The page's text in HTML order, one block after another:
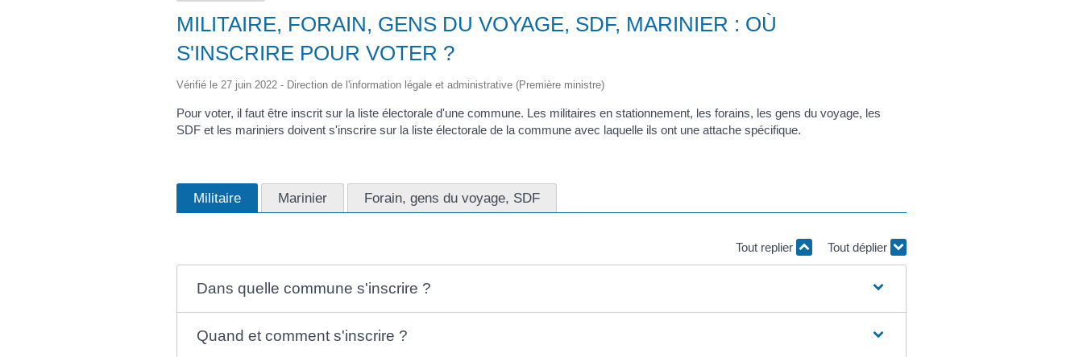
MILITAIRE, FORAIN, GENS DU VOYAGE, SDF, MARINIER : OÙ
S'INSCRIRE POUR VOTER ?
Vérifié le 27 juin 2022 - Direction de l'information légale et administrative (Première ministre)
Pour voter, il faut être inscrit sur la liste électorale d'une commune. Les militaires en stationnement, les forains, les gens du voyage, les
SDF et les mariniers doivent s'inscrire sur la liste électorale de la commune avec laquelle ils ont une attache spécifique.
Militaire Marinier Forain, gens du voyage, SDF
Tout replier Tout déplier
Dans quelle commune s'inscrire ?
Quand et comment s'inscrire ?